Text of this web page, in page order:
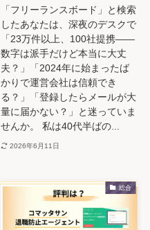
「フリーランスボード」と検索
したあなたは、深夜のデスクで
「23万件以上、100社提携――
数字は派手だけど本当に大丈
夫？」「2024年に始まったば
かりで運営会社は信頼でき
る？」「登録したらメールが大
量に届かない？」と迷っていま
せんか。 私は40代半ばの...
2026年6月11日
総合